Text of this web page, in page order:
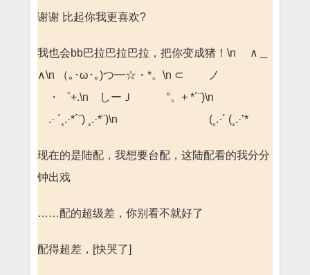
谢谢 比起你我更喜欢?
我也会bb巴拉巴拉巴拉，把你变成猪！\n ∧＿
∧\n （｡･ω･｡)つ━☆・*。\n ⊂ ノ
・゜+.\n しーＪ °。+ *´¨)\n
.· ´¸.·*´¨) ¸.·*¨)\n (¸.·´ (¸.·’*
现在的是陆配，我想要台配，这陆配看的我分分
钟出戏
……配的超级差，你别看不就好了
配得超差，[快哭了]